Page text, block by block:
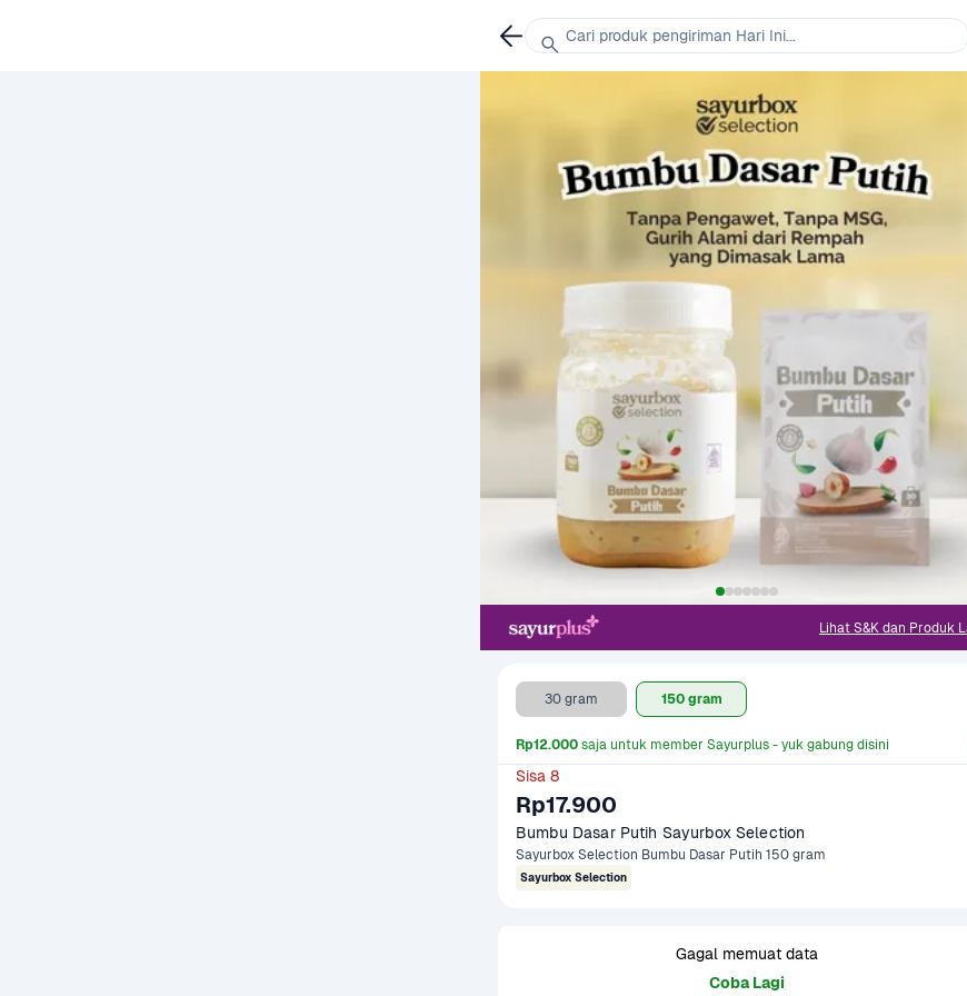
Lihat S&K dan Produk
30 gram 150 gram
Rp12.000 saja untuk member Sayurplus - yuk gabung disini
Sisa 8
Rp17.900
Bumbu Dasar Putih Sayurbox Selection
Sayurbox Selection Bumbu Dasar Putih 150 gram
Sayurbox Selection
Gagal memuat data
Coba Lagi
Cari produk pengiriman Hari Ini...